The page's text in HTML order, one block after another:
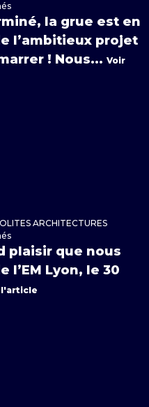
sur
L’Autre
la grue est en
l’ambitieux projet
! Nous... Voir
ARCHITECTURES
sur
L’EM
Lyon
plaisir que nous
l’EM Lyon, le 30
l'article